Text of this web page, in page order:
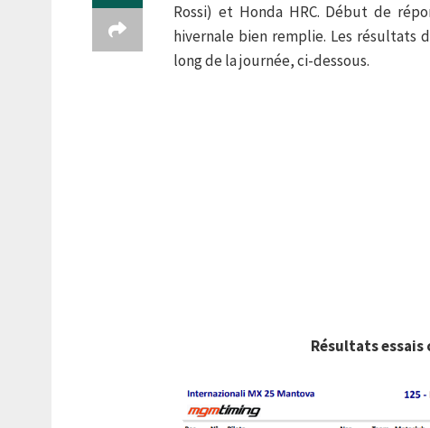
Rossi) et Honda HRC. Début de
hivernale bien remplie. Les résultats
long de la journée, ci-dessous.
Résultats essais